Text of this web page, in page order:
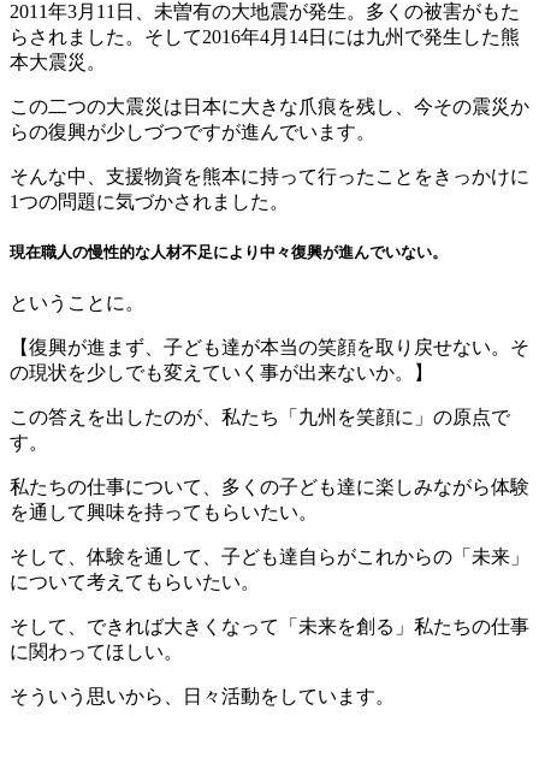
2011年3月11日、未曽有の大地震が発生。多くの被害がもた
らされました。そして2016年4月14日には九州で発生した熊
本大震災。
この二つの大震災は日本に大きな爪痕を残し、今その震災か
らの復興が少しづつですが進んでいます。
そんな中、支援物資を熊本に持って行ったことをきっかけに
1つの問題に気づかされました。
現在職人の慢性的な人材不足により中々復興が進んでいない。
ということに。
【復興が進まず、子ども達が本当の笑顔を取り戻せない。そ
の現状を少しでも変えていく事が出来ないか。】
この答えを出したのが、私たち「九州を笑顔に」の原点で
す。
私たちの仕事について、多くの子ども達に楽しみながら体験
を通して興味を持ってもらいたい。
そして、体験を通して、子ども達自らがこれからの「未来」
について考えてもらいたい。
そして、できれば大きくなって「未来を創る」私たちの仕事
に関わってほしい。
そういう思いから、日々活動をしています。